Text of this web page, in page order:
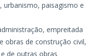
urbanismo, paisagismo e
empreitada
obras de construção civil,
de outras obras